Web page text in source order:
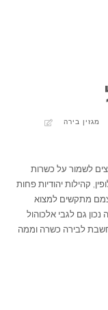
מגזין בירה
לשמור על כשרות
קהילות יהודיות פחות
מתקשים למצוא
גם לגבי אלכוהול
לבירה כשרה וממה